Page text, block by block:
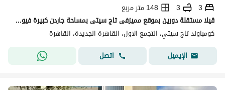
3
3
148 متر مربع
ڤيلا مستقلة دورين بموقع مميزفى تاج سيتى بمساحة جاردن كبيرة فيوعلى مساحات خضرة باقل مقدم و استلام قريب
كومباوند تاج سيتي، التجمع الاول، القاهرة الجديدة، القاهرة
الإيميل
اتصل